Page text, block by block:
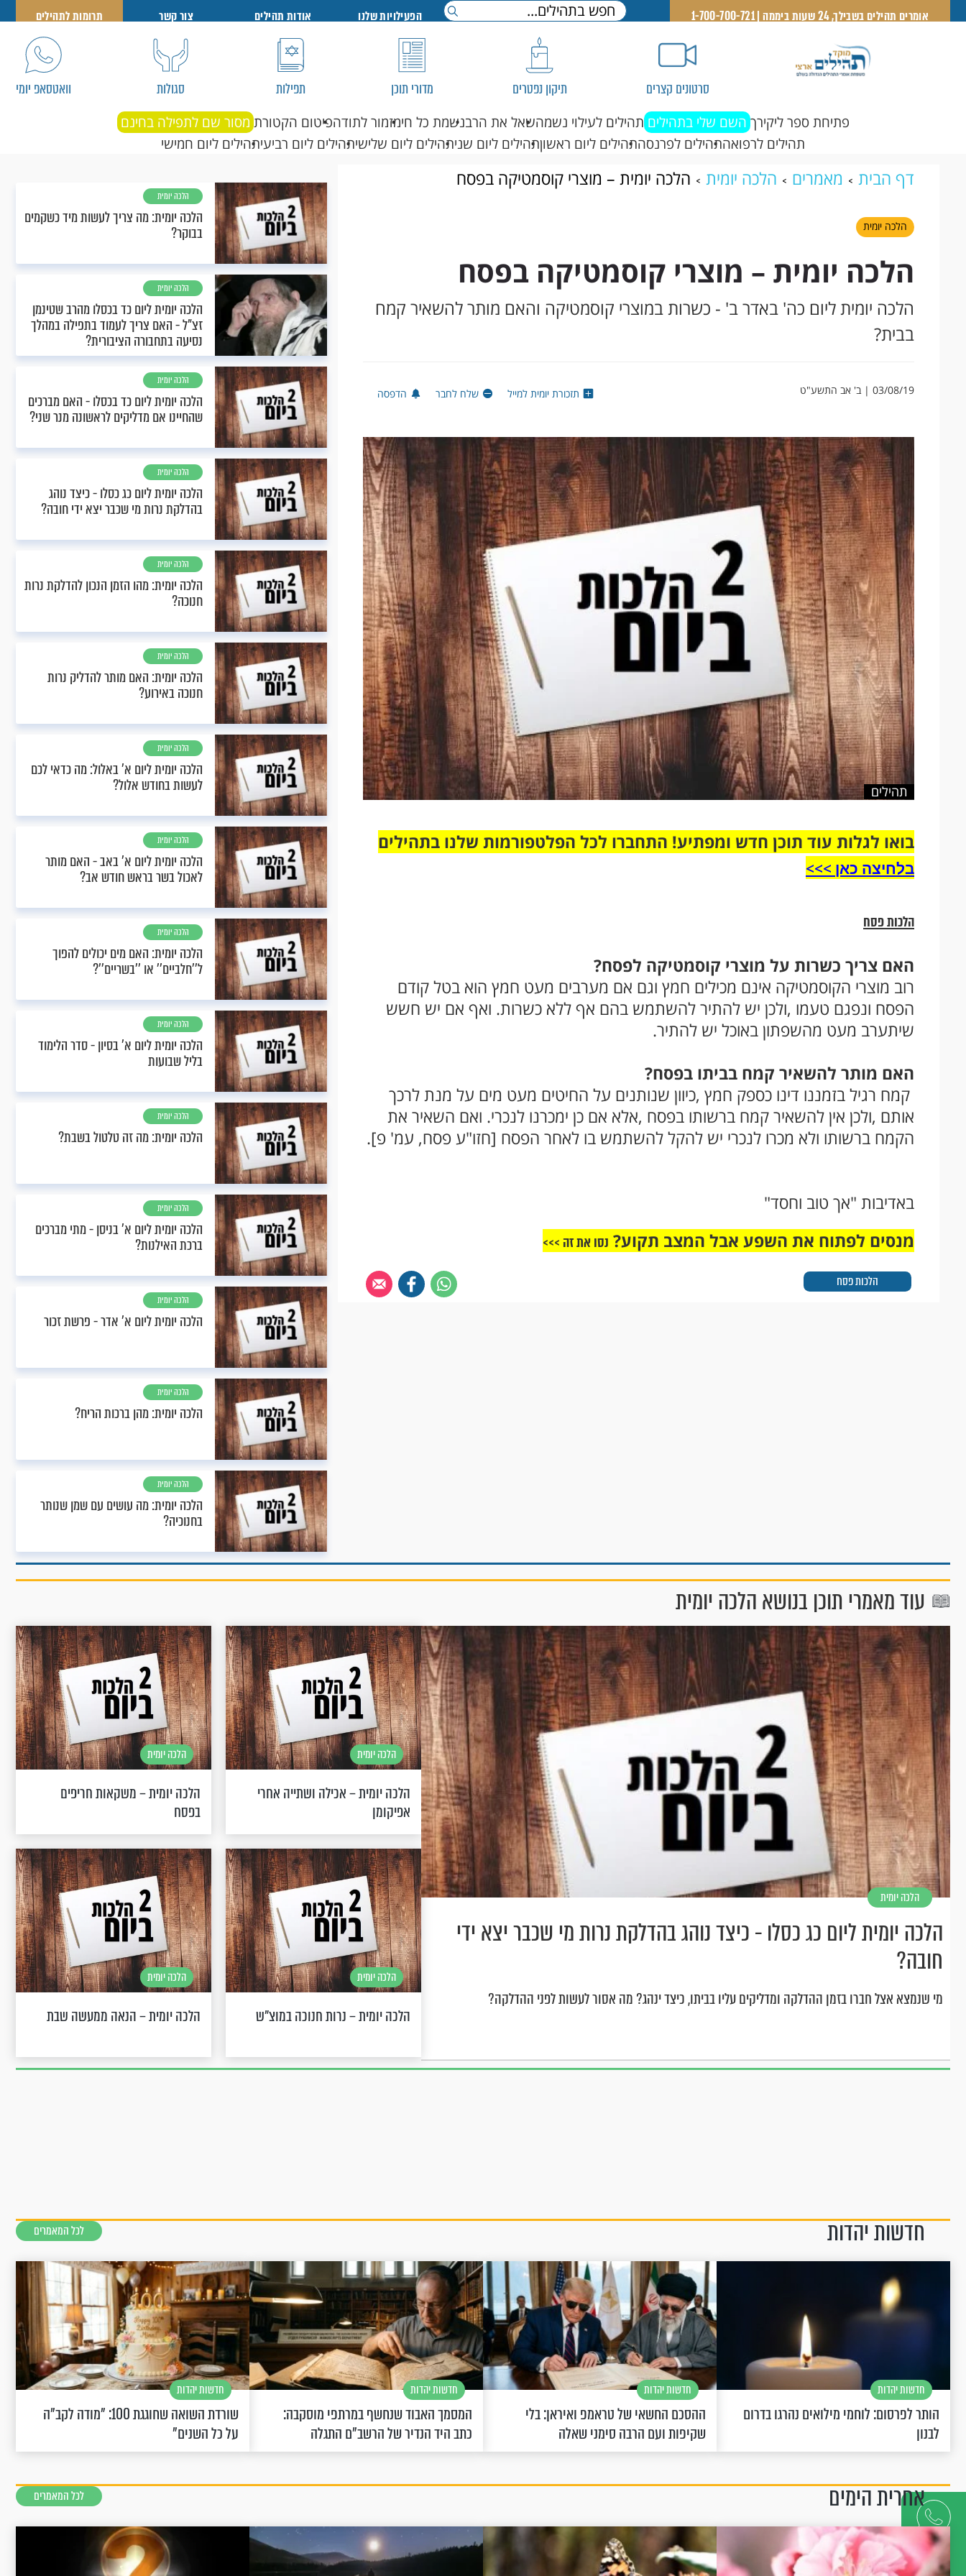
דברו
איתנו
אומרים תהילים בשבילך, 24 שעות ביממה | 1-700-700-721 הפעילויות שלנו אודות תהילים צור קשר תרומות לתהילים
סרטונים קצרים תיקון נפטרים מדורי תוכן תפילות סגולות וואטסאפ יומי
פתיחת ספר ליקירך השם שלי בתהילים תהילים לעילוי נשמהשאל את הרבנשמת כל חימזמור לתודהפיטום הקטורת מסור שם לתפילה בחינם
תהילים לרפואהתהילים לפרנסהתהילים ליום ראשוןתהילים ליום שניתהילים ליום שלישיתהילים ליום רביעיתהילים ליום חמישי
דף הבית מאמרים הלכה יומית הלכה יומית – מוצרי קוסמטיקה בפסח
הלכה יומית
הלכה יומית – מוצרי קוסמטיקה בפסח
הלכה יומית ליום כה' באדר ב' - כשרות במוצרי קוסמטיקה והאם מותר להשאיר קמח
בבית?
03/08/19 | ב' אב התשע"ט תזכורת יומית למייל שלח לחבר הדפסה
תהילים
בואו לגלות עוד תוכן חדש ומפתיע! התחברו לכל הפלטפורמות שלנו בתהילים
בלחיצה כאן >>>​
הלכות פסח
האם צריך כשרות על מוצרי קוסמטיקה לפסח?
רוב מוצרי הקוסמטיקה אינם מכילים חמץ וגם אם מערבים מעט חמץ הוא בטל קודם
הפסח ונפגם טעמו ,ולכן יש להתיר להשתמש בהם אף ללא כשרות. ואף אם יש חשש
שיתערב מעט מהשפתון באוכל יש להתיר.
האם מותר להשאיר קמח בביתו בפסח?
קמח רגיל בזמננו דינו כספק חמץ ,כיוון שנותנים על החיטים מעט מים על מנת לרכך
אותם ,ולכן אין להשאיר קמח ברשותו בפסח ,אלא אם כן ימכרנו לנכרי. ואם השאיר את
הקמח ברשותו ולא מכרו לנכרי יש להקל להשתמש בו לאחר הפסח [חזו"ע פסח, עמ' פ].
באדיבות "אך טוב וחסד"
הלכות פסח
מנסים לפתוח את השפע אבל המצב תקוע? נסו את זה >>>
הלכה יומית
הלכה יומית: מה צריך לעשות מיד כשקמים
בבוקר?
הלכה יומית
הלכה יומית ליום כד בכסלו מהרב שטינמן
זצ"ל - האם צריך לעמוד בתפילה במהלך
נסיעה בתחבורה הציבורית?
הלכה יומית
הלכה יומית ליום כד בכסלו - האם מברכים
שהחיינו אם מדליקים לראשונה מנר שני?
הלכה יומית
הלכה יומית ליום כג כסלו - כיצד נוהג
בהדלקת נרות מי שכבר יצא ידי חובה?
הלכה יומית
הלכה יומית: מהו הזמן הנכון להדלקת נרות
חנוכה?
הלכה יומית
הלכה יומית: האם מותר להדליק נרות
חנוכה באירוע?
הלכה יומית
הלכה יומית ליום א' באלול: מה כדאי לכם
לעשות בחודש אלול?
הלכה יומית
הלכה יומית ליום א’ באב - האם מותר
לאכול בשר בראש חודש אב?
הלכה יומית
הלכה יומית: האם מים יכולים להפוך
ל''חלביים'' או ''בשריים''?
הלכה יומית
הלכה יומית ליום א’ בסיון - סדר הלימוד
בליל שבועות
הלכה יומית
הלכה יומית: מה זה טלטול בשבת?
הלכה יומית
הלכה יומית ליום א’ בניסן - מתי מברכים
ברכת האילנות?
הלכה יומית
הלכה יומית ליום א’ אדר - פרשת זכור
הלכה יומית
הלכה יומית: מהן ברכות הריח?
הלכה יומית
הלכה יומית: מה עושים עם שמן שנותר
בחנוכיה?
עוד מאמרי תוכן בנושא הלכה יומית
הלכה יומית
הלכה יומית ליום כג כסלו - כיצד נוהג בהדלקת נרות מי שכבר יצא ידי
חובה?
מי שנמצא אצל חברו בזמן ההדלקה ומדליקים עליו בביתו, כיצד ינהג? מה אסור לעשות לפני ההדלקה?
הלכה יומית
הלכה יומית – אכילה ושתייה אחרי
אפיקומן
הלכה יומית
הלכה יומית – משקאות חריפים
בפסח
הלכה יומית
הלכה יומית – נרות חנוכה במוצ"ש
הלכה יומית
הלכה יומית – הנאה ממעשה שבת
חדשות יהדות לכל המאמרים
חדשות יהדות
הותר לפרסום: לוחמי מילואים נהרגו בדרום
לבנון
חדשות יהדות
ההסכם החשאי של טראמפ ואיראן: בלי
שקיפות ועם הרבה סימני שאלה
חדשות יהדות
המסמך האבוד שנחשף במרתפי מוסקבה:
כתב היד הנדיר של הרשב"ם התגלה
חדשות יהדות
שורדת השואה שחוגגת 100: "מודה לקב"ה
על כל השנים"
אחרית הימים לכל המאמרים